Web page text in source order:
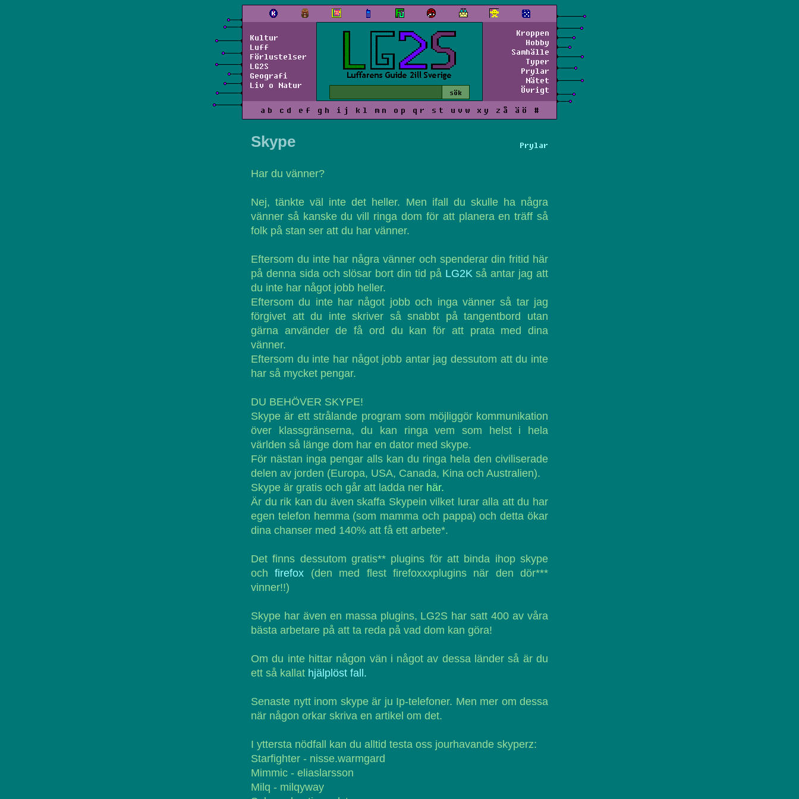
Kultur
Luff
Förlustelser
LG2S
Geografi
Liv o Natur
Kroppen
Hobby
Samhälle
Typer
Prylar
Nätet
Övrigt
a b c d e f g h i j k l m n o p q r s t u v w x y z å ä ö #
Prylar
Skype
Har du vänner?
Nej, tänkte väl inte det heller. Men ifall du skulle ha några
vänner så kanske du vill ringa dom för att planera en träff så
folk på stan ser att du har vänner.
Eftersom du inte har några vänner och spenderar din fritid här
på denna sida och slösar bort din tid på LG2Kså antar jag att
du inte har något jobb heller.
Eftersom du inte har något jobb och inga vänner så tar jag
förgivet att du inte skriver så snabbt på tangentbord utan
gärna använder de få ord du kan för att prata med dina
vänner.
Eftersom du inte har något jobb antar jag dessutom att du inte
har så mycket pengar.
DU BEHÖVER SKYPE!
Skype är ett strålande program som möjliggör kommunikation
över klassgränserna, du kan ringa vem som helst i hela
världen så länge dom har en dator med skype.
För nästan inga pengar alls kan du ringa hela den civiliserade
delen av jorden (Europa, USA, Canada, Kina och Australien).
Skype är gratis och går att ladda ner här.
Är du rik kan du även skaffa Skypein vilket lurar alla att du har
egen telefon hemma (som mamma och pappa) och detta ökar
dina chanser med 140% att få ett arbete*.
Det finns dessutom gratis** plugins för att binda ihop skype
ochfirefox (den med flest firefoxxxplugins när den dör***
vinner!!)
Skype har även en massa plugins, LG2S har satt 400 av våra
bästa arbetare på att ta reda på vad dom kan göra!
Om du inte hittar någon vän i något av dessa länder så är du
ett så kallat hjälplöst fall.
Senaste nytt inom skype är ju Ip-telefoner. Men mer om dessa
när någon orkar skriva en artikel om det.
I yttersta nödfall kan du alltid testa oss jourhavande skyperz:
Starfighter - nisse.warmgard
Mimmic - eliaslarsson
Milq - milqyway